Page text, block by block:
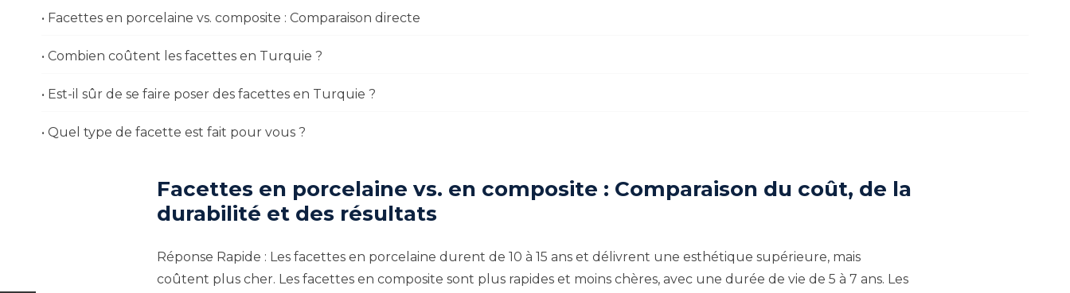
• Facettes en porcelaine vs. composite : Comparaison directe
• Combien coûtent les facettes en Turquie ?
• Est-il sûr de se faire poser des facettes en Turquie ?
• Quel type de facette est fait pour vous ?
Facettes en porcelaine vs. en composite : Comparaison du coût, de la
durabilité et des résultats
Réponse Rapide : Les facettes en porcelaine durent de 10 à 15 ans et délivrent une esthétique supérieure, mais
coûtent plus cher. Les facettes en composite sont plus rapides et moins chères, avec une durée de vie de 5 à 7 ans. Les